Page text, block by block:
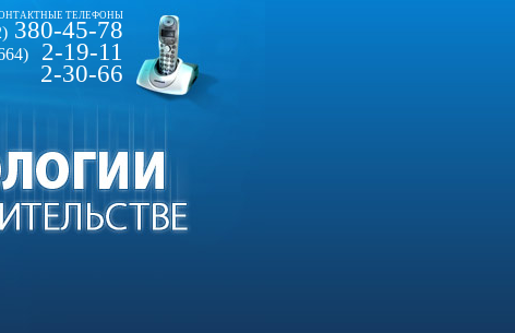
ТЕЛЕФОНЫ
380-45-78
2-19-11
2-30-66